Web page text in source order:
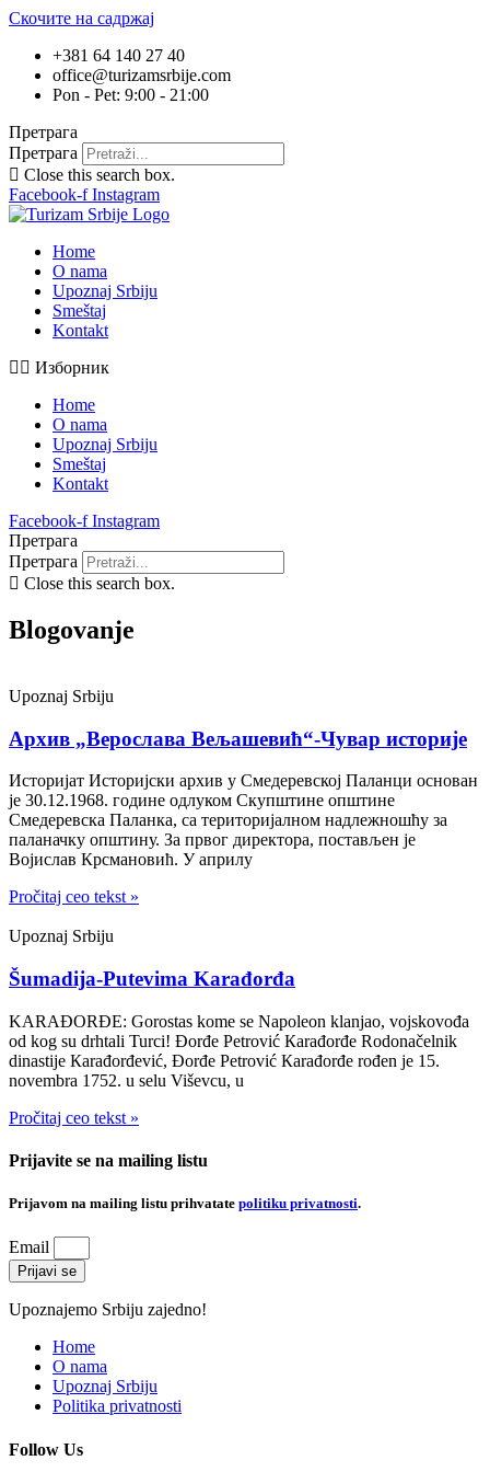
Скочите на садржај
+381 64 140 27 40
office@turizamsrbije.com
Pon - Pet: 9:00 - 21:00
Претрага
Претрага
Close this search box.
Facebook-f Instagram
Home
O nama
Upoznaj Srbiju
Smeštaj
Kontakt
Изборник
Home
O nama
Upoznaj Srbiju
Smeštaj
Kontakt
Facebook-f Instagram
Претрага
Претрага
Close this search box.
Blogovanje
Upoznaj Srbiju
Архив „Верослава Вељашевић“-Чувар историје
Историјат Историјски архив у Смедеревској Паланци основан
је 30.12.1968. године одлуком Скупштине општине
Смедеревска Паланка, са територијалном надлежношћу за
паланачку општину. За првог директора, постављен је
Војислав Крсмановић. У априлу
Pročitaj ceo tekst »
Upoznaj Srbiju
Šumadija-Putevima Karađorđa
KARAĐORĐE: Gorostas kome se Napoleon klanjao, vojskovođa
od kog su drhtali Turci! Đorđe Petrović Кarađorđe Rodonačelnik
dinastije Кarađorđević, Đorđe Petrović Кarađorđe rođen je 15.
novembra 1752. u selu Viševcu, u
Pročitaj ceo tekst »
Prijavite se na mailing listu
Prijavom na mailing listu prihvatate politiku privatnosti.
Email
Prijavi se
Upoznajemo Srbiju zajedno!
Home
O nama
Upoznaj Srbiju
Politika privatnosti
Follow Us